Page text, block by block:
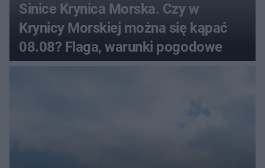
Sinice Krynica Morska. Czy w
Krynicy Morskiej można się kąpać
08.08? Flaga, warunki pogodowe